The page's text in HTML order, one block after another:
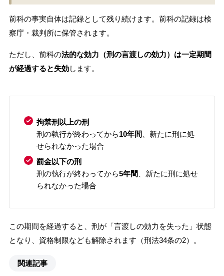
前科の事実自体は記録として残り続けます。前科の記録は検
察庁・裁判所に保管されます。
ただし、前科の法的な効力（刑の言渡しの効力）は一定期間
が経過すると失効します。
拘禁刑以上の刑
刑の執行が終わってから10年間
、新たに刑に処
せられなかった場合
罰金以下の刑
刑の執行が終わってから5年間
、新たに刑に処せ
られなかった場合
この期間を経過すると、刑が「言渡しの効力を失った」状態
となり、資格制限なども解除されます（刑法34条の2）。
関連記事